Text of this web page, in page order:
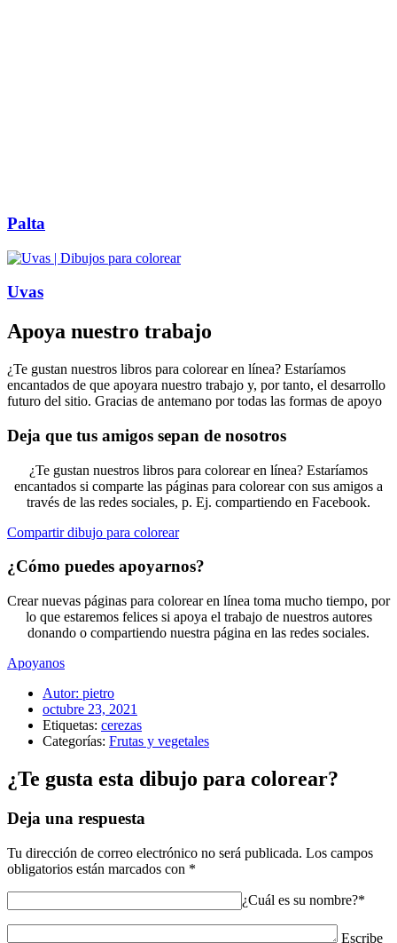
Palta
Uvas
Apoya nuestro trabajo
¿Te gustan nuestros libros para colorear en línea? Estaríamos
encantados de que apoyara nuestro trabajo y, por tanto, el desarrollo
futuro del sitio. Gracias de antemano por todas las formas de apoyo
Deja que tus amigos sepan de nosotros
¿Te gustan nuestros libros para colorear en línea? Estaríamos
encantados si comparte las páginas para colorear con sus amigos a
través de las redes sociales, p. Ej. compartiendo en Facebook.
Compartir dibujo para colorear
¿Cómo puedes apoyarnos?
Crear nuevas páginas para colorear en línea toma mucho tiempo, por
lo que estaremos felices si apoya el trabajo de nuestros autores
donando o compartiendo nuestra página en las redes sociales.
Apoyanos
Autor: pietro
octubre 23, 2021
Etiquetas: cerezas
Categorías: Frutas y vegetales
¿Te gusta esta dibujo para colorear?
Deja una respuesta
Tu dirección de correo electrónico no será publicada. Los campos
obligatorios están marcados con *
¿Cuál es su nombre?*
Escribe